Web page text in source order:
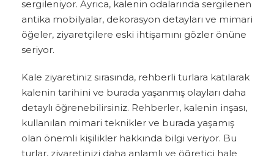
sergileniyor. Ayrıca, kalenin odalarında sergilenen
antika mobilyalar, dekorasyon detayları ve mimari
öğeler, ziyaretçilere eski ihtişamını gözler önüne
seriyor.
Kale ziyaretiniz sırasında, rehberli turlara katılarak
kalenin tarihini ve burada yaşanmış olayları daha
detaylı öğrenebilirsiniz. Rehberler, kalenin inşası,
kullanılan mimari teknikler ve burada yaşamış
olan önemli kişilikler hakkında bilgi veriyor. Bu
turlar, ziyaretinizi daha anlamlı ve öğretici hale